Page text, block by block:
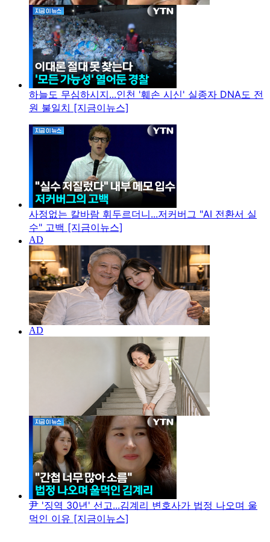
하늘도 무심하시지...인천 '훼손 시신' 실종자 DNA도 전
원 불일치 [지금이뉴스]
사정없는 칼바람 휘두르더니...저커버그 "AI 전환서 실
수" 고백 [지금이뉴스]
尹 '징역 30년' 선고...김계리 변호사가 법정 나오며 울
먹인 이유 [지금이뉴스]